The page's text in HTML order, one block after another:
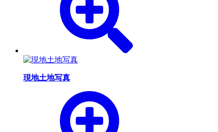
現地土地写真